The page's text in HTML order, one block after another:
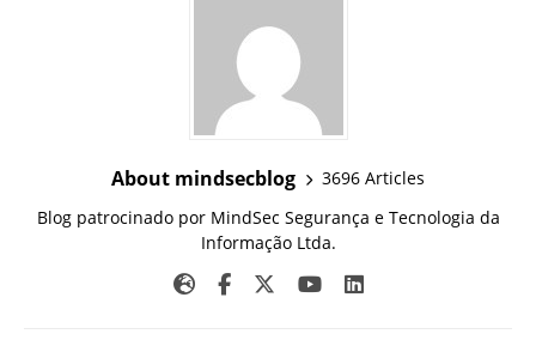
About mindsecblog
3696 Articles
Blog patrocinado por MindSec Segurança e Tecnologia da
Informação Ltda.